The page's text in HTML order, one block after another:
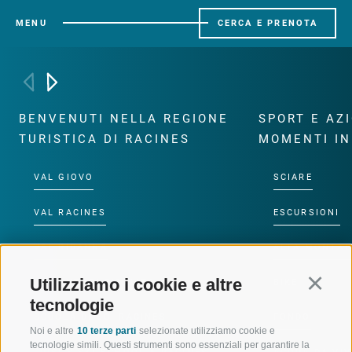
Utilizziamo i cookie e altre
tecnologie
Noi e altre 10 terze parti selezionate utilizziamo cookie e
tecnologie simili. Questi strumenti sono essenziali per garantire la
MENU CERCA E PRENOTA
BENVENUTI NELLA REGIONE
TURISTICA DI RACINES
VAL GIOVO
VAL RACINES
VAL RIDANNA
IMPIANTI DI RISALITA
SCUOLA DI SCI RACINES
SPORT E
MOMENTI
SCIARE
ESCURSIONI
ALTA